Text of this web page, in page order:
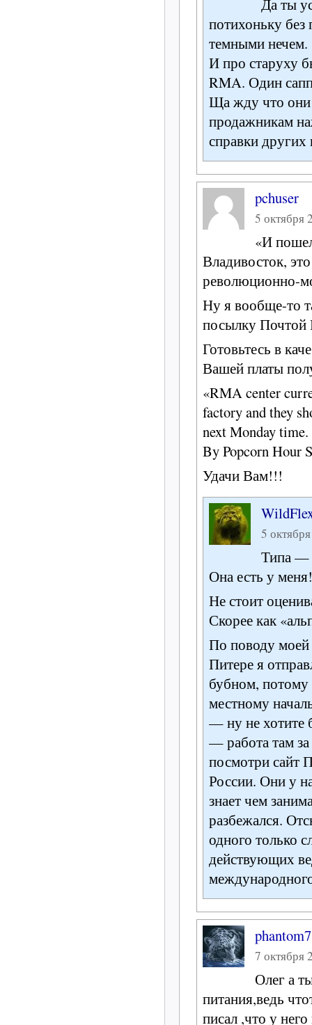
Да ты
потихоньку без
темными нечем.
И про старуху
RMA. Один
Ща жду что они
продажникам
справки
pchuser
5 октября
«И
Владивосток,
революционно-
Ну я вообще-то
посылку Почтой
Готовьтесь в
Вашей платы
«RMA center
factory and they
next Monday time.
By Popcorn Hour
Удачи Вам!!!
5
Типа —
Она есть у
Не стоит
Скорее как
По поводу
Питере я
бубном, потому
местному
— ну не хотите
— работа там
посмотри сайт
России. Они у
знает чем
разбежался.
одного только
действующих
phantom7
7 октября
Олег а
питания,ведь
писал ,что у